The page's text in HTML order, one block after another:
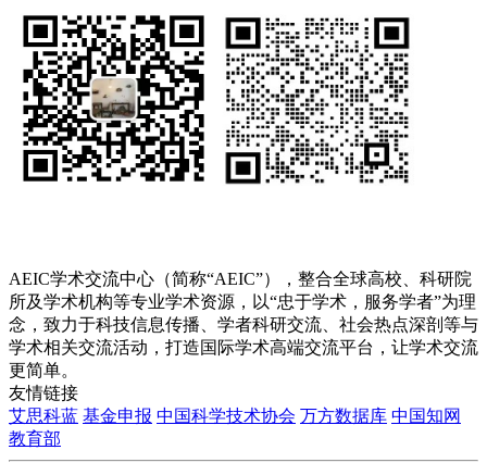
AEIC学术交流中心（简称“AEIC”），整合全球高校、科研院
所及学术机构等专业学术资源，以“忠于学术，服务学者”为理
念，致力于科技信息传播、学者科研交流、社会热点深剖等与
学术相关交流活动，打造国际学术高端交流平台，让学术交流
更简单。
友情链接
艾思科蓝 基金申报 中国科学技术协会 万方数据库 中国知网
教育部